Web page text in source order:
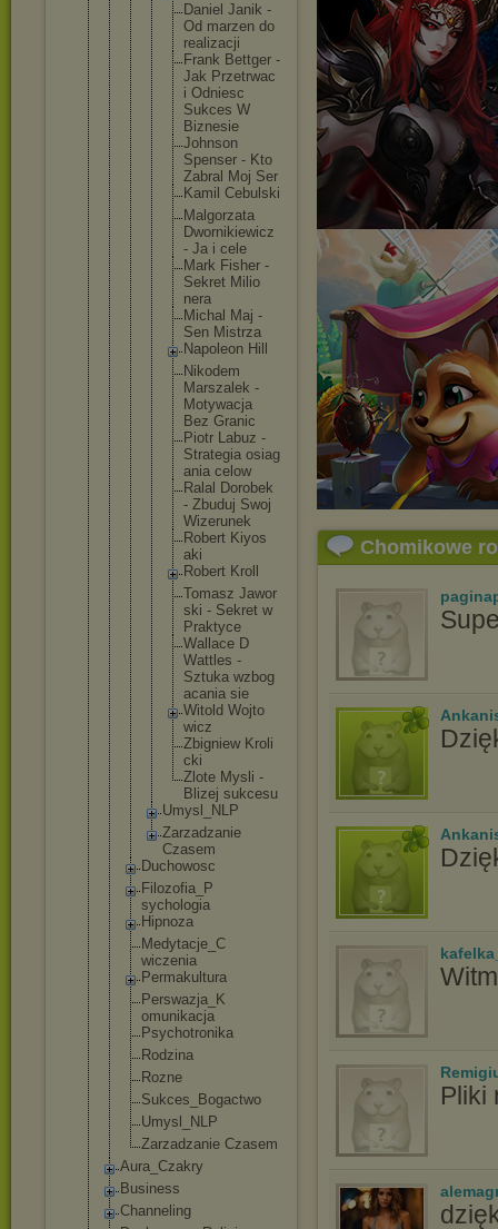
Danie l Janik -
Od marzen do
realizacji
Frank Bettger -
Jak Przetrwac
i Odniesc
Sukces W
Biznesie
Johnson
Spenser - Kto
Zabra l Moj Ser
Kamil Cebul ski
Malgorzata
Dwornikiewicz
- Ja i cele
Mark Fisher -
Sekret Milio
nera
Micha l Maj -
Sen Mistrza
Napol eon Hill
Nikodem
Marszalek -
Motywacja
Bez Granic
Piotr Labuz -
Strategia osiag
ania celow
Ralal Dorobek
- Zbuduj Swoj
Wizerunek
Robert Kiyos
aki
Robert Kroll
Tomasz Jawor
ski - Sekret w
Praktyce
Wallace D
Wattl es -
Sztuka wzbog
acania sie
Witol d Wojto
wicz
Zbigniew Kroli
cki
Zlote Mysli -
Blizej sukcesu
Umysl_NLP
Zarzadzanie
Czasem
Duchowosc
Filozofia_P
sychologia
Hipnoza
Medytacje_C
wiczenia
Permakultura
Perswazja_K
omunikacja
Psychotroni ka
Rodzina
Rozne
Sukces_Bogactwo
Umysl_NLP
Zarzadzanie Czasem
Aura_Czakry
Business
Channeling
Chomikowe
Pliki